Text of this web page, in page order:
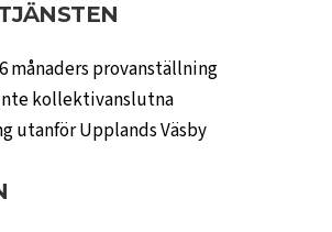
månaders provanställning
kollektivanslutna
utanför Upplands Väsby